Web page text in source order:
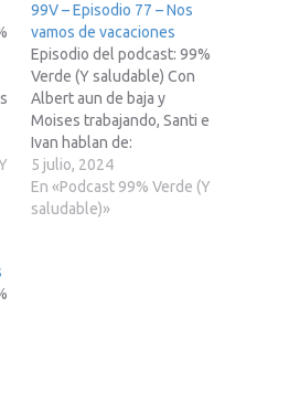
99V – Episodio 77 – Nos
vamos de vacaciones
Episodio del podcast: 99%
Verde (Y saludable) Con
Albert aun de baja y
Moises trabajando, Santi e
Ivan hablan de:
Transplantes de "cacotas"
Esferas de luz Rivian y los
coches accesibles Moves
5 julio, 2024
En «Podcast 99% Verde (Y
saludable)»